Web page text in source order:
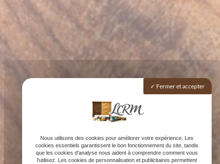
Fermer et accepter
Nous utilisons des cookies pour améliorer votre expérience. Les
cookies essentiels garantissent le bon fonctionnement du site, tandis
que les cookies d'analyse nous aident à comprendre comment vous
l'utilisez. Les cookies de personnalisation et publicitaires permettent